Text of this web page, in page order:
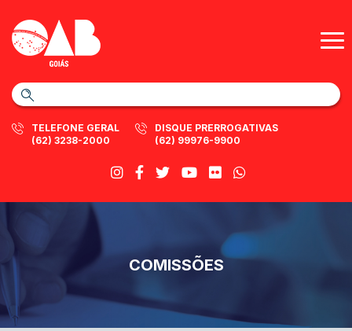
TELEFONE GERAL
(62) 3238-2000
DISQUE PRERROGATIVAS
(62) 99976-9900
COMISSÕES